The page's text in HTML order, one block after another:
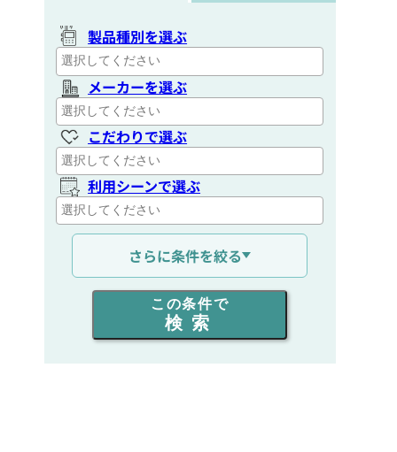
製品種別を選ぶ
メーカーを選ぶ
こだわりで選ぶ
利用シーンで選ぶ
通信距離を選ぶ
出力を選ぶ
同時通話人数を選ぶ
さらに条件を絞る
この条件で
検索